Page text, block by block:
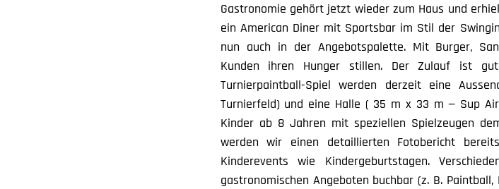
Gastronomie gehört jetzt wieder zum Haus und
ein American Diner mit Sportsbar im Stil der
nun auch in der Angebotspalette. Mit Burger,
Kunden ihren Hunger stillen. Der Zulauf ist
Turnierpaintball-Spiel werden derzeit eine
Turnierfeld) und eine Halle ( 35 m x 33 m — Sup
Kinder ab 8 Jahren mit speziellen Spielzeugen
werden wir einen detaillierten Fotobericht
Kinderevents wie Kindergeburtstagen.
gastronomischen Angeboten buchbar (z. B.